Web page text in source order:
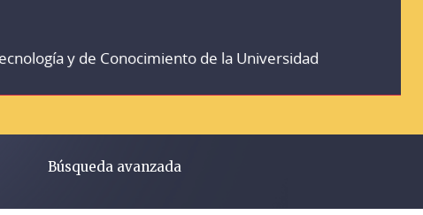
y de Conocimiento de la Universidad
Búsqueda avanzada